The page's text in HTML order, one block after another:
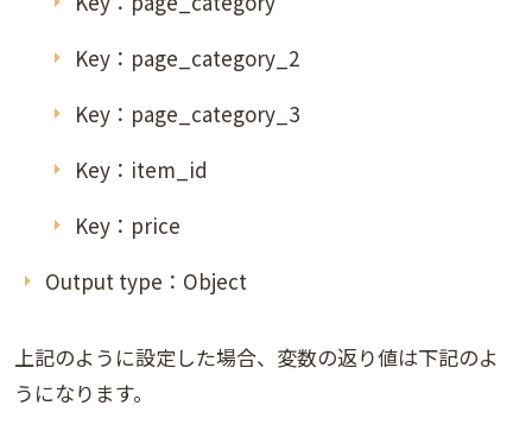
Key：page_category_2
Key：page_category_3
Key：item_id
Key：price
Output type：Object
上記のように設定した場合、変数の返り値は下記のよ
うになります。